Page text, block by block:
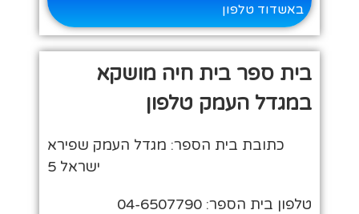
באשדוד טלפון
בית ספר בית חיה מושקא
במגדל העמק טלפון
כתובת בית הספר: מגדל העמק שפירא
ישראל 5
טלפון בית הספר: 04-6507790